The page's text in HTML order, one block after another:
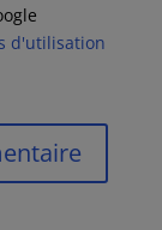
d'utilisation